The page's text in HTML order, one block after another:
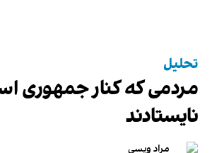
تحلیل
مردمی که کنار جمهوری
نایستادند
مراد ویسی